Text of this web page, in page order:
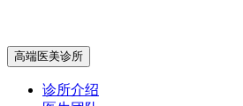
高端医美诊所
诊所介绍